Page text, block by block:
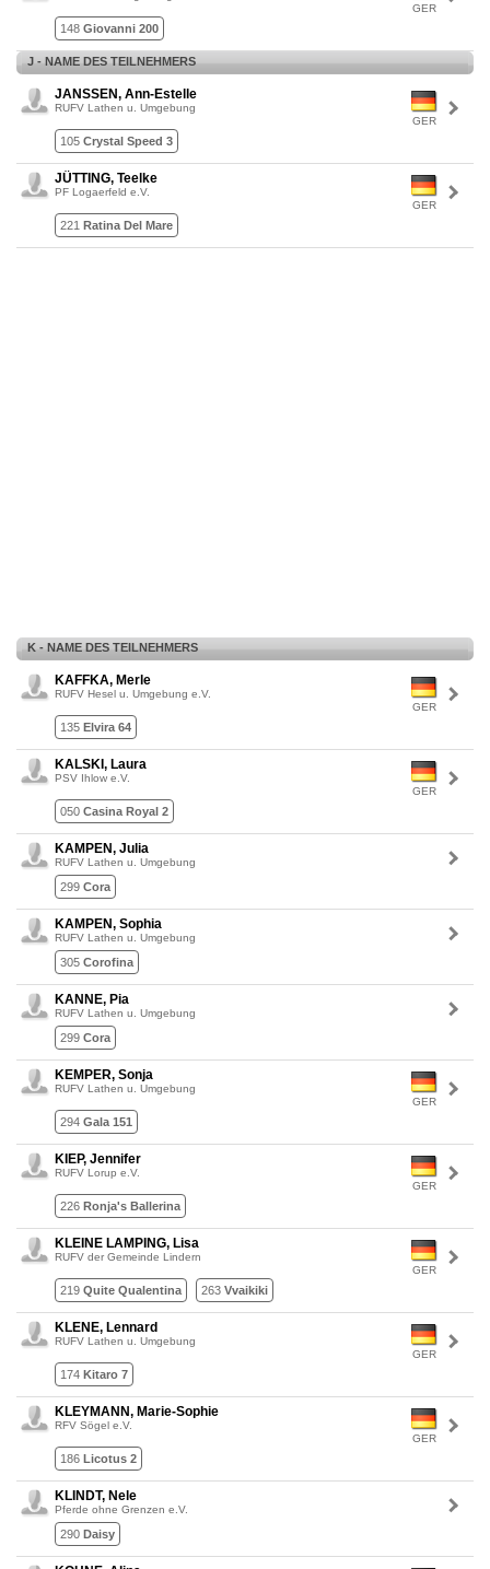
GER
148 Giovanni 200
J - NAME DES TEILNEHMERS
GER
JANSSEN, Ann-Estelle
RUFV Lathen u. Umgebung
105 Crystal Speed 3
GER
JÜTTING, Teelke
PF Logaerfeld e.V.
221 Ratina Del Mare
K - NAME DES TEILNEHMERS
GER
KAFFKA, Merle
RUFV Hesel u. Umgebung e.V.
135 Elvira 64
GER
KALSKI, Laura
PSV Ihlow e.V.
050 Casina Royal 2
KAMPEN, Julia
RUFV Lathen u. Umgebung
299 Cora
KAMPEN, Sophia
RUFV Lathen u. Umgebung
305 Corofina
KANNE, Pia
RUFV Lathen u. Umgebung
299 Cora
GER
KEMPER, Sonja
RUFV Lathen u. Umgebung
294 Gala 151
GER
KIEP, Jennifer
RUFV Lorup e.V.
226 Ronja's Ballerina
GER
KLEINE LAMPING, Lisa
RUFV der Gemeinde Lindern
219 Quite Qualentina 263 Vvaikiki
GER
KLENE, Lennard
RUFV Lathen u. Umgebung
174 Kitaro 7
GER
KLEYMANN, Marie-Sophie
RFV Sögel e.V.
186 Licotus 2
KLINDT, Nele
Pferde ohne Grenzen e.V.
290 Daisy